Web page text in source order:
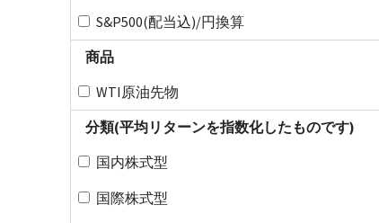
S&P500(配当込)/円換算
商品
WTI原油先物
分類(平均リターンを指数化したものです)
国内株式型
国際株式型